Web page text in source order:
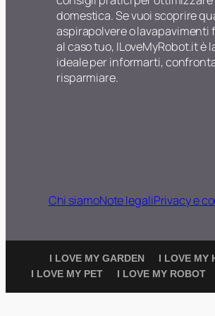
domestica. Se vuoi scoprire
aspirapolvere o lavapavimenti
al caso tuo, ILoveMyRobot.it è
ideale per informarti,
risparmiare.
Chi siamoNote legaliPrivacy e
I LOVE MY GARDEN
I LOVE MY
I LOVE MY PET
I LOVE MY ROBOT